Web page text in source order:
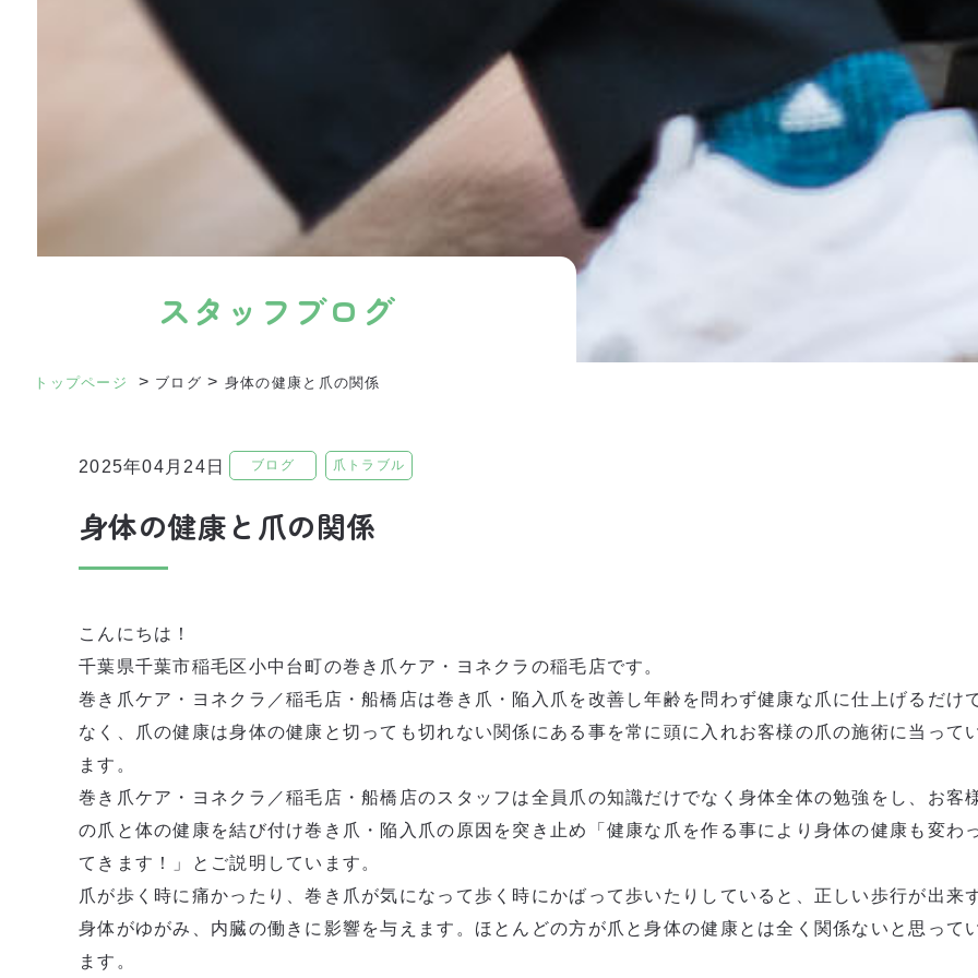
スタッフブログ
トップページ > ブログ > 身体の健康と爪の関係
2025年04月24日 ブログ 爪トラブル
身体の健康と爪の関係
こんにちは！
千葉県千葉市稲毛区小中台町の巻き爪ケア・ヨネクラの稲毛店です。
巻き爪ケア・ヨネクラ／稲毛店・船橋店は巻き爪・陥入爪を改善し年齢を問わず健康な爪に仕上げるだけ
なく、爪の健康は身体の健康と切っても切れない関係にある事を常に頭に入れお客様の爪の施術に当って
ます。
巻き爪ケア・ヨネクラ／稲毛店・船橋店のスタッフは全員爪の知識だけでなく身体全体の勉強をし、お客
の爪と体の健康を結び付け巻き爪・陥入爪の原因を突き止め「健康な爪を作る事により身体の健康も変わ
てきます！」とご説明しています。
爪が歩く時に痛かったり、巻き爪が気になって歩く時にかばって歩いたりしていると、正しい歩行が出来
身体がゆがみ、内臓の働きに影響を与えます。ほとんどの方が爪と身体の健康とは全く関係ないと思って
ます。